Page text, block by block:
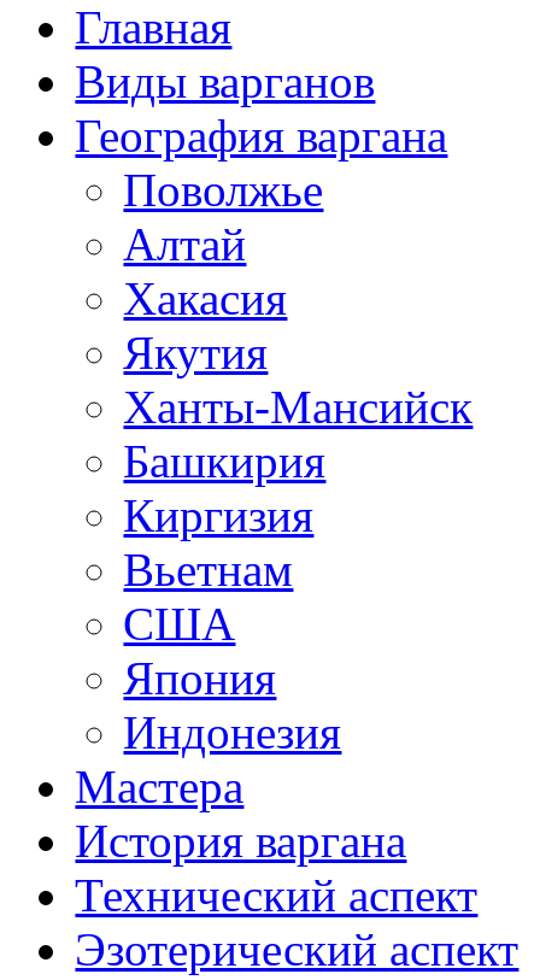
Главная
Виды варганов
География варгана
Поволжье
Алтай
Хакасия
Якутия
Ханты-Мансийск
Башкирия
Киргизия
Вьетнам
США
Япония
Индонезия
Мастера
История варгана
Технический аспект
Эзотерический аспект